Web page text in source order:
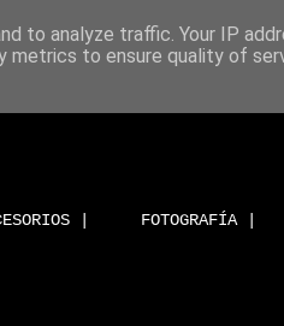
| FOTOGRAFÍA |
to analyze traffic. Your IP
metrics to ensure quality of